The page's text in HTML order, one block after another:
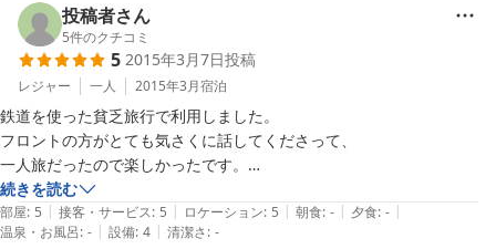
いでしょうか？
また和倉にお越しの際は、是非ご利用下さいませ。
2015-10-14
投稿者さん
5件のクチコミ
5 2015年3月7日投稿
レジャー 一人 2015年3月宿泊
鉄道を使った貧乏旅行で利用しました。
フロントの方がとても気さくに話してくださって、
一人旅だったので楽しかったです。
もとからこの旅館をされていたオーナーさんに変わって、
新しいオーナーさんが、今はスポーツの合宿など、
続きを読む
部屋: 5 | 接客・サービス: 5 | ロケーション: 5 | 朝食: - | 夕食: - |
温泉・お風呂: - | 設備: 4 | 清潔さ: -